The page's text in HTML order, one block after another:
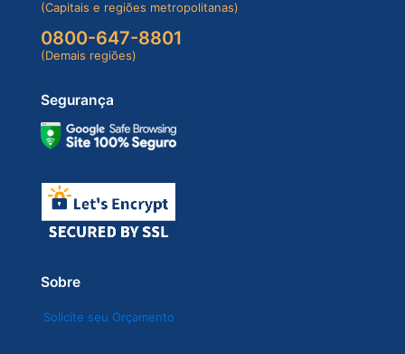
(Capitais e regiões metropolitanas)
0800-647-8801
(Demais regiões)
Segurança
Sobre
Solicite seu Orçamento